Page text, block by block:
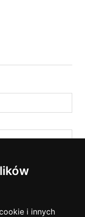
i innych